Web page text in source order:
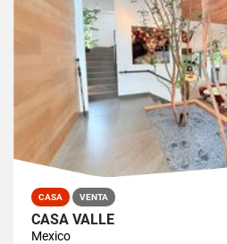
CASA VENTA
CASA VALLE
Mexico